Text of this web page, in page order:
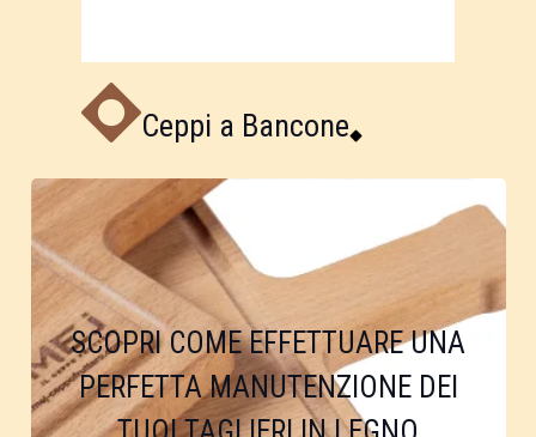
Ceppi a Bancone
SCOPRI COME EFFETTUARE UNA
PERFETTA MANUTENZIONE DEI